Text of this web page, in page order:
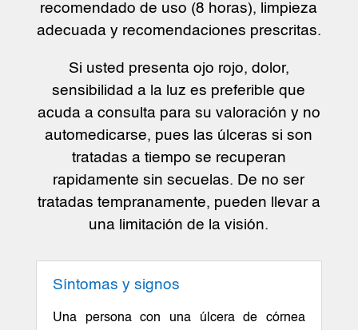
recomendado de uso (8 horas), limpieza
adecuada y recomendaciones prescritas.
Si usted presenta ojo rojo, dolor,
sensibilidad a la luz es preferible que
acuda a consulta para su valoración y no
automedicarse, pues las úlceras si son
tratadas a tiempo se recuperan
rapidamente sin secuelas. De no ser
tratadas tempranamente, pueden llevar a
una limitación de la visión.
Síntomas y signos
Una persona con una úlcera de córnea